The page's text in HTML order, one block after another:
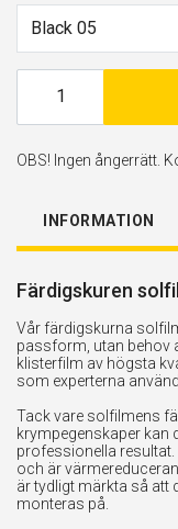
Black 05
OBS! Ingen ångerrätt.
INFORMATION
Färdigskuren
Vår färdigskurna
passform, utan behov
klisterfilm av högsta
som experterna
Tack vare solfilmens
krympegenskaper kan
professionella
och är
är tydligt märkta så att
monteras på.